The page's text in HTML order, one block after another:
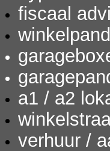
fiscaal
a1 / a2
verhuur /